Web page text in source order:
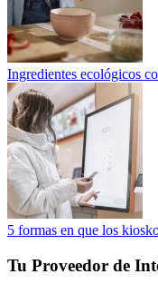
Ingredientes ecológicos
5 formas en que los
Tu Proveedor de